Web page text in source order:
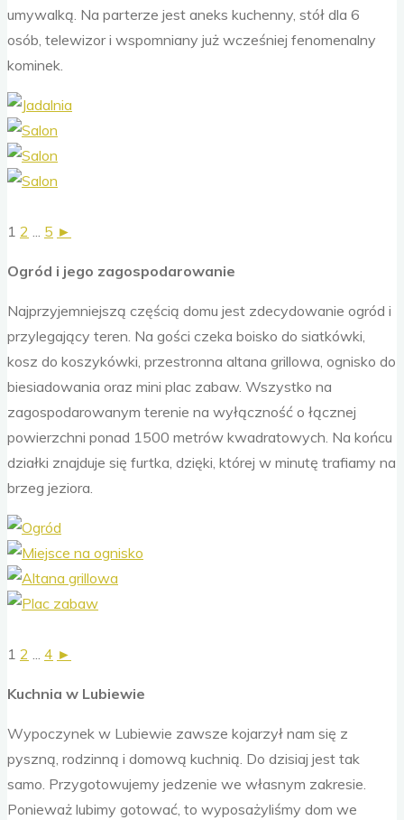
umywalką. Na parterze jest aneks kuchenny, stół dla 6
osób, telewizor i wspomniany już wcześniej fenomenalny
kominek.
1 2 ... 5 ►
Ogród i jego zagospodarowanie
Najprzyjemniejszą częścią domu jest zdecydowanie ogród i
przylegający teren. Na gości czeka boisko do siatkówki,
kosz do koszykówki, przestronna altana grillowa, ognisko do
biesiadowania oraz mini plac zabaw. Wszystko na
zagospodarowanym terenie na wyłączność o łącznej
powierzchni ponad 1500 metrów kwadratowych. Na końcu
działki znajduje się furtka, dzięki, której w minutę trafiamy na
brzeg jeziora.
1 2 ... 4 ►
Kuchnia w Lubiewie
Wypoczynek w Lubiewie zawsze kojarzył nam się z
pyszną, rodzinną i domową kuchnią. Do dzisiaj jest tak
samo. Przygotowujemy jedzenie we własnym zakresie.
Ponieważ lubimy gotować, to wyposażyliśmy dom we